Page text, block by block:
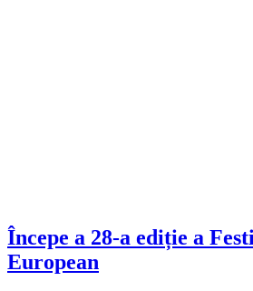
Începe a 28-a ediție a
European